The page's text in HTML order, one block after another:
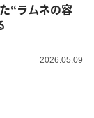
“ラムネの容
2026.05.09